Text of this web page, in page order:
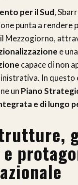
per il Sud,
punta a rendere
Mezzogiorno,
e una
capace di non
In
un Piano
e di lungo